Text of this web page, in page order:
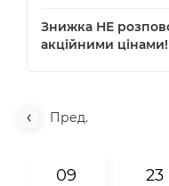
Знижка НЕ
акційними цінами!
Пред.
09 23